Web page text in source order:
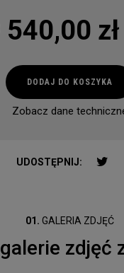
540,00 zł
DODAJ DO KOSZYKA
Zobacz dane
UDOSTĘPNIJ:
01. GALERIA ZDJĘĆ
zdjęć